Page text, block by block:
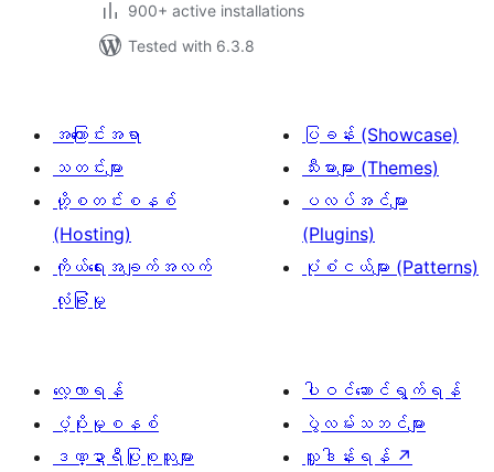
900+ active installations
Tested with 6.3.8
အကြောင်းအရာ
သတင်းများ
ဟို့စတင်းစနစ်
(Hosting)
ကိုယ်ရေးအချက်အလက်
လုံခြုံမှု
ပြခန်း (Showcase)
သီးမားများ (Themes)
ပလပ်အင်များ
(Plugins)
ပုံစံငယ်များ (Patterns)
လေ့လာရန်
ပံ့ပိုးမှုစနစ်
ဒဏ္ဍာရီပြုစုသူများ
ပါဝင်ဆောင်ရွက်ရန်
ပွဲလမ်းသဘင်များ
လှူဒါန်းရန် ↗